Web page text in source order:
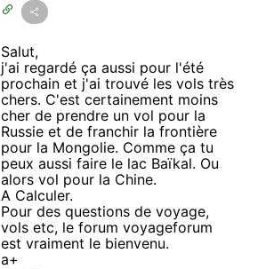
Salut,
j'ai regardé ça aussi pour l'été
prochain et j'ai trouvé les vols très
chers. C'est certainement moins
cher de prendre un vol pour la
Russie et de franchir la frontière
pour la Mongolie. Comme ça tu
peux aussi faire le lac Baïkal. Ou
alors vol pour la Chine.
A Calculer.
Pour des questions de voyage,
vols etc, le forum voyageforum
est vraiment le bienvenu.
a+